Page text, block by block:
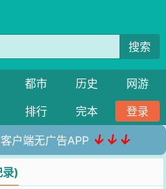
搜索
都市 历史
网游
排行 完本 登录
户端无广告APP ↓↓↓
)